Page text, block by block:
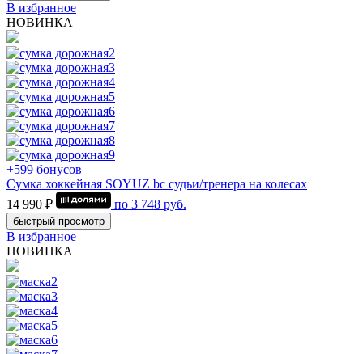
В избранное
НОВИНКА
+599 бонусов
Сумка хоккейная SOYUZ bc судьи/тренера на колесах
14 990 ₽
по 3 748 руб.
быстрый просмотр
В избранное
НОВИНКА